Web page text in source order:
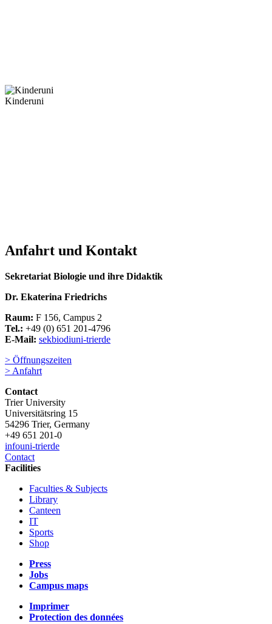
Kinderuni
Anfahrt und Kontakt
Sekretariat Biologie und ihre Didaktik
Dr. Ekaterina Friedrichs
Raum: F 156, Campus 2
Tel.: +49 (0) 651 201-4796
E-Mail: sekbiodiuni-trierde
> Öffnungszeiten
> Anfahrt
Contact
Trier University
Universitätsring 15
54296 Trier, Germany
+49 651 201-0
infouni-trierde
Contact
Facilities
Faculties & Subjects
Library
Canteen
IT
Sports
Shop
Press
Jobs
Campus maps
Imprimer
Protection des données